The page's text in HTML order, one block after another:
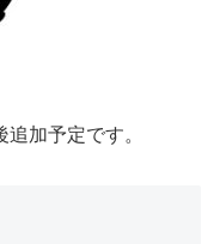
加予定です。